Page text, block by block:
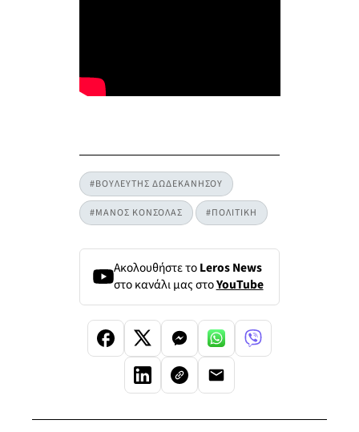
#ΒΟΥΛΕΥΤΗΣ ΔΩΔΕΚΑΝΗΣΟΥ
#ΜΑΝΟΣ ΚΟΝΣΟΛΑΣ #ΠΟΛΙΤΙΚΗ
Ακολουθήστε τοLeros News
στο κανάλι μας στοYouTube